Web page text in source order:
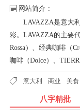
网站简介：
LAVAZZA是意大
彩。LAVAZZA的主要
Rossa）、经典咖啡（
咖啡（Dolce）、
意大利 商业 美食
八字精批